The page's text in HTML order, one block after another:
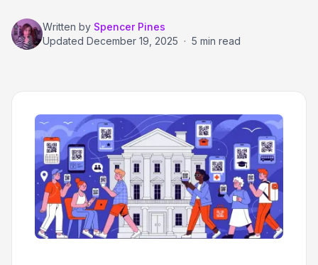
Written by Spencer Pines
Updated December 19, 2025 · 5 min read